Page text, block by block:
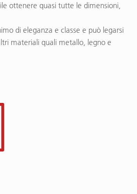
ottenere quasi tutte le dimensioni,
di eleganza e classe e può legarsi
materiali quali metallo, legno e